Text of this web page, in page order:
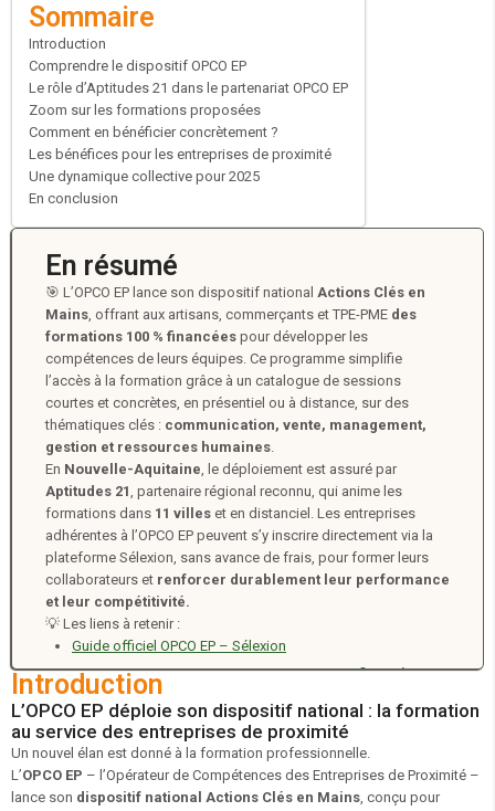
En résumé
🎯 L’OPCO EP lance son dispositif national Actions Clés en
Mains, offrant aux artisans, commerçants et TPE-PME des
formations 100 % financées pour développer les
compétences de leurs équipes. Ce programme simplifie
l’accès à la formation grâce à un catalogue de sessions
courtes et concrètes, en présentiel ou à distance, sur des
thématiques clés : communication, vente, management,
gestion et ressources humaines.
En Nouvelle-Aquitaine, le déploiement est assuré par
Aptitudes 21, partenaire régional reconnu, qui anime les
formations dans 11 villes et en distanciel. Les entreprises
adhérentes à l’OPCO EP peuvent s’y inscrire directement via la
plateforme Sélexion, sans avance de frais, pour former leurs
collaborateurs et renforcer durablement leur performance
et leur compétitivité.
💡 Les liens à retenir :
Guide officiel OPCO EP – Sélexion
Formations Communication & Vente – 100 % financées
Formations Management et Gestion - 100% financées
Formations Ressources Humaines – 100 % financées
Introduction
L’OPCO EP déploie son dispositif national : la formation
au service des entreprises de proximité
Un nouvel élan est donné à la formation professionnelle.
L’OPCO EP – l’Opérateur de Compétences des Entreprises de Proximité –
lance son dispositif national Actions Clés en Mains, conçu pour
Sommaire
Introduction
Comprendre le dispositif OPCO EP
Le rôle d’Aptitudes 21 dans le partenariat OPCO EP
Zoom sur les formations proposées
Comment en bénéficier concrètement ?
Les bénéfices pour les entreprises de proximité
Une dynamique collective pour 2025
En conclusion